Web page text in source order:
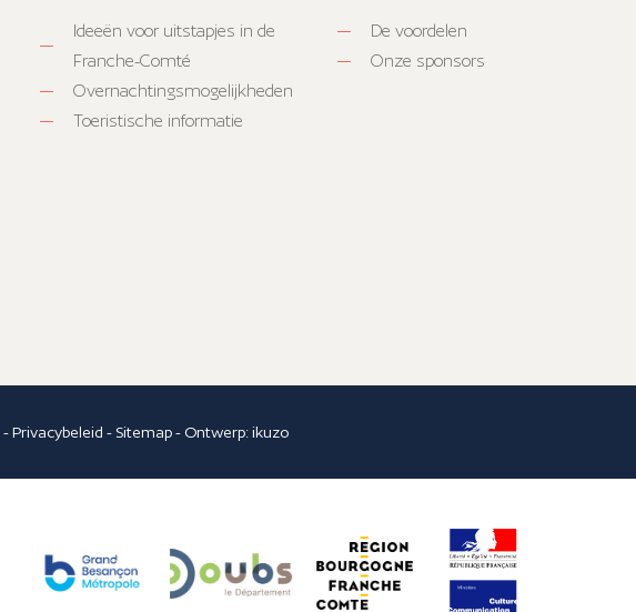
Ideeën voor uitstapjes in de
Franche-Comté
Overnachtingsmogelijkheden
Toeristische informatie
De voordelen
Onze sponsors
-Privacybeleid - Sitemap- Ontwerp:ikuzo